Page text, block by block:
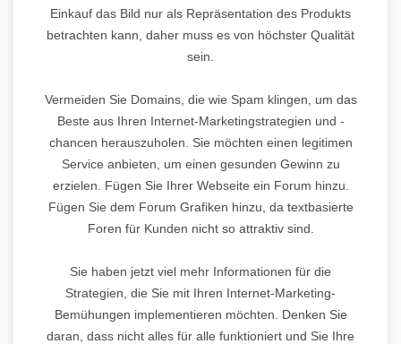
Einkauf das Bild nur als Repräsentation des Produkts
betrachten kann, daher muss es von höchster Qualität
sein.
Vermeiden Sie Domains, die wie Spam klingen, um das
Beste aus Ihren Internet-Marketingstrategien und -
chancen herauszuholen. Sie möchten einen legitimen
Service anbieten, um einen gesunden Gewinn zu
erzielen. Fügen Sie Ihrer Webseite ein Forum hinzu.
Fügen Sie dem Forum Grafiken hinzu, da textbasierte
Foren für Kunden nicht so attraktiv sind.
Sie haben jetzt viel mehr Informationen für die
Strategien, die Sie mit Ihren Internet-Marketing-
Bemühungen implementieren möchten. Denken Sie
daran, dass nicht alles für alle funktioniert und Sie Ihre